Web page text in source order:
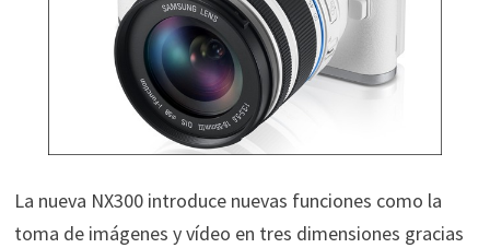
La nueva NX300 introduce nuevas funciones como la
toma de imágenes y vídeo en tres dimensiones gracias